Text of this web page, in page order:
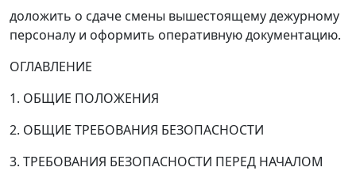
доложить о сдаче смены вышестоящему дежурному
персоналу и оформить оперативную документацию.
ОГЛАВЛЕНИЕ
1. ОБЩИЕ ПОЛОЖЕНИЯ
2. ОБЩИЕ ТРЕБОВАНИЯ БЕЗОПАСНОСТИ
3. ТРЕБОВАНИЯ БЕЗОПАСНОСТИ ПЕРЕД НАЧАЛОМ